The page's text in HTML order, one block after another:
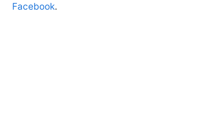
Facebook.